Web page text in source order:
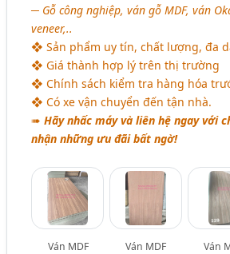
─ Gỗ công nghiệp, ván gỗ MDF, ván
veneer,..
❖ Sản phẩm uy tín, chất lượng, đa
❖ Giá thành hợp lý trên thị trường
❖ Chính sách kiểm tra hàng hóa
❖ Có xe vận chuyển đến tận nhà.
➠Hãy nhấc máy và liên hệ ngay với
nhận những ưu đãi bất ngờ!
Ván MDF Ván MDF Ván